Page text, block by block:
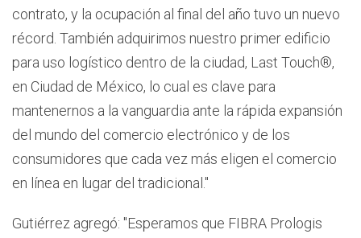
contrato, y la ocupación al final del año tuvo un nuevo
récord. También adquirimos nuestro primer edificio
para uso logístico dentro de la ciudad, Last Touch®,
en Ciudad de México, lo cual es clave para
mantenernos a la vanguardia ante la rápida expansión
del mundo del comercio electrónico y de los
consumidores que cada vez más eligen el comercio
en línea en lugar del tradicional."
Gutiérrez agregó: "Esperamos que FIBRA Prologis